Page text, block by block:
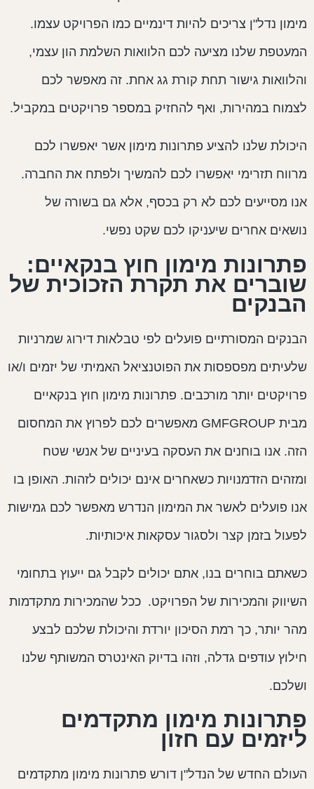
נדל"ן צריכים להיות דינמיים כמו הפרויקט עצמו.
שלנו מציעה לכם הלוואות השלמת הון עצמי,
גישור תחת קורת גג אחת. זה מאפשר לכם
במהירות, ואף להחזיק במספר פרויקטים במקביל.
שלנו להציע פתרונות מימון אשר יאפשרו לכם
תזרימי יאפשרו לכם להמשיך ולפתח את החברה.
מסייעים לכם לא רק בכסף, אלא גם בשורה של
אחרים שיעניקו לכם שקט נפשי.
מימון חוץ בנקאיים:
את תקרת הזכוכית של
המסורתיים פועלים לפי טבלאות דירוג שמרניות
מפספסות את הפוטנציאל האמיתי של יזמים ו/או
יותר מורכבים. פתרונות מימון חוץ בנקאיים
מבית GMFGROUP מאפשרים לכם לפרוץ את המחסום
אנו בוחנים את העסקה בעיניים של אנשי שטח
הזדמנויות כשאחרים אינם יכולים לזהות. האופן בו
פועלים לאשר את המימון הנדרש מאפשר לכם גמישות
בזמן קצר ולסגור עסקאות איכותיות.
בוחרים בנו, אתם יכולים לקבל גם ייעוץ בתחומי
והמכירות של הפרויקט. ככל שהמכירות מתקדמות
יותר, כך רמת הסיכון יורדת והיכולת שלכם לבצע
עודפים גדלה, וזהו בדיוק האינטרס המשותף שלנו
מימון מתקדמים
עם חזון
החדש של הנדל"ן דורש פתרונות מימון מתקדמים